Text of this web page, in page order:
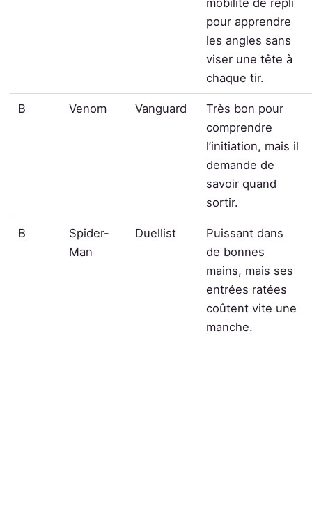
mobilité de repli
pour apprendre
les angles sans
viser une tête à
chaque tir.
B Venom Vanguard
Très bon pour
comprendre
l’initiation, mais il
demande de
savoir quand
sortir.
B
Spider-
Man
Duellist
Puissant dans
de bonnes
mains, mais ses
entrées ratées
coûtent vite une
manche.